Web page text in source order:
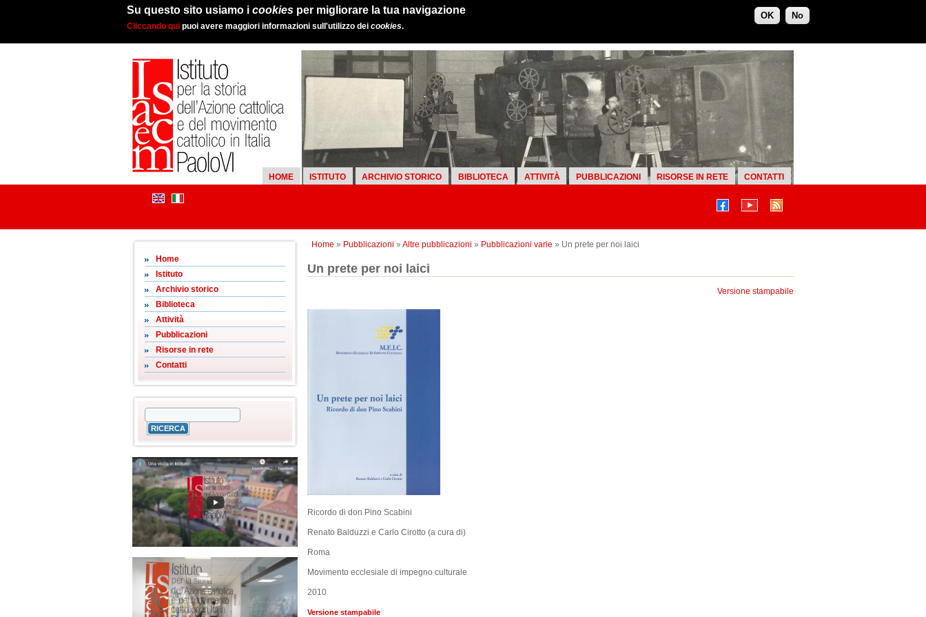
Su questo sito usiamo i cookies per migliorare la tua navigazione
Cliccando qui puoi avere maggiori informazioni sull'utilizzo dei cookies.
OK No
HOME ISTITUTO ARCHIVIO STORICO BIBLIOTECA ATTIVITÀ PUBBLICAZIONI RISORSE IN RETE CONTATTI
Home » Pubblicazioni » Altre pubblicazioni » Pubblicazioni varie » Un prete per noi laici
Home
Istituto
Archivio storico
Biblioteca
Attività
Pubblicazioni
Risorse in rete
Contatti
Un prete per noi laici
Versione stampabile
Ricordo di don Pino Scabini
Renato Balduzzi e Carlo Cirotto (a cura di)
Roma
Movimento ecclesiale di impegno culturale
2010
Versione stampabile